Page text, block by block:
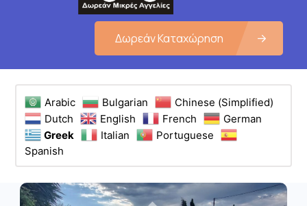
Δωρεάν Καταχώρηση
Arabic Bulgarian
Chinese (Simplified)
Dutch
English French
German
Greek
Italian
Portuguese
Spanish